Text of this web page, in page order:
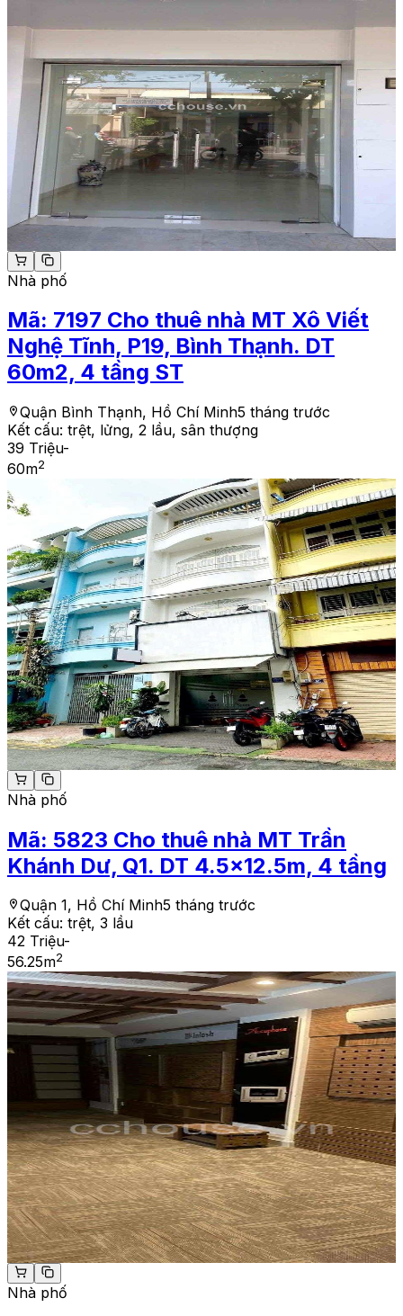
Nhà phố
Mã: 7197 Cho thuê nhà MT Xô Viết
Nghệ Tĩnh, P19, Bình Thạnh. DT
60m2, 4 tầng ST
Quận Bình Thạnh, Hồ Chí Minh5 tháng trước
Kết cấu: trệt, lửng, 2 lầu, sân thượng
39 Triệu-
60m2
Nhà phố
Mã: 5823 Cho thuê nhà MT Trần
Khánh Dư, Q1. DT 4.5x12.5m, 4 tầng
Quận 1, Hồ Chí Minh5 tháng trước
Kết cấu: trệt, 3 lầu
42 Triệu-
56.25m2
Nhà phố